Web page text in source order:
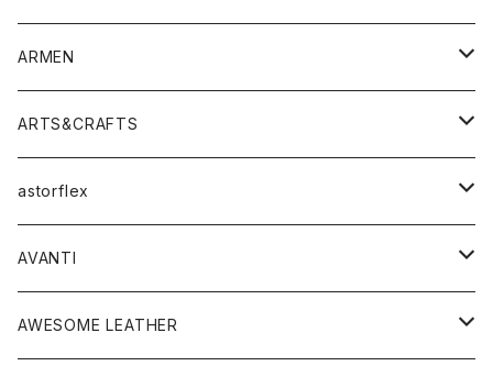
シャツ
Tシャツ・カットソー
シャツ・ブラウス
ボトムス
パンツ
スカート
ワンピース・オールインワン
バッグ
シューズ
アクセサリー
ARMEN
アウター
コート
ジャケット
トップス
ベスト
シャツ
ワンピース
ボトム
ARTS&CRAFTS
アクセサリー
ウォレット
バッグ
astorflex
グッズ
靴
AVANTI
シャツ
AWESOME LEATHER